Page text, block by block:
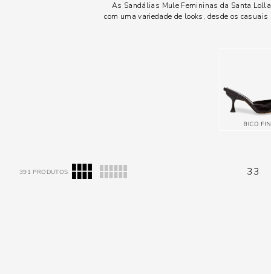
As Sandálias Mule Femininas da Santa
com uma variedade de looks, desde os
391 PRODUTOS 33